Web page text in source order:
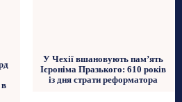
в
У Чехії вшановують пам’ять
Ієроніма Празького: 610 років
із дня страти реформатора